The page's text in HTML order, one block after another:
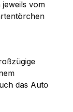
vom
das Auto